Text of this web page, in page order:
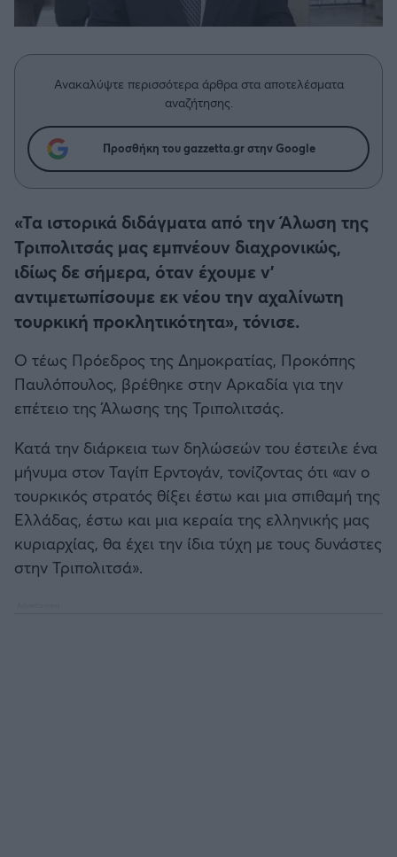
Δημήτρης Τσορμπατζόγλου
Άρης
Βόλος
Ατρόμητος Αθηνών
Κηφισιά
Αστέρας Τρίπολης
Παναιτωλικός
Καλαμάτα
Ηρακλής
Μπαρτσελόνα
Ρεάλ Μαδρίτης
Συνεντεύξεις
Ανακαλύψτε περισσότερα άρθρα στα αποτελέσματα
αναζήτησης.
Προσθήκη του gazzetta.gr στην Google
«Τα ιστορικά διδάγματα από την Άλωση της
Τριπολιτσάς μας εμπνέουν διαχρονικώς,
ιδίως δε σήμερα, όταν έχουμε ν’
αντιμετωπίσουμε εκ νέου την αχαλίνωτη
τουρκική προκλητικότητα», τόνισε.
Ο τέως Πρόεδρος της Δημοκρατίας, Προκόπης
Παυλόπουλος, βρέθηκε στην Αρκαδία για την
επέτειο της Άλωσης της Τριπολιτσάς.
Κατά την διάρκεια των δηλώσεών του έστειλε ένα
μήνυμα στον Ταγίπ Ερντογάν, τονίζοντας ότι «αν ο
τουρκικός στρατός θίξει έστω και μια σπιθαμή της
Ελλάδας, έστω και μια κεραία της ελληνικής μας
κυριαρχίας, θα έχει την ίδια τύχη με τους δυνάστες
στην Τριπολιτσά».